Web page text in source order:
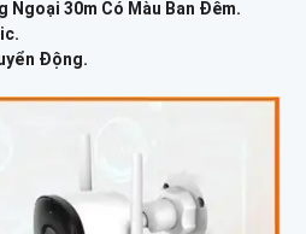
Ngoại 30m Có Màu Ban Đêm.
Động.